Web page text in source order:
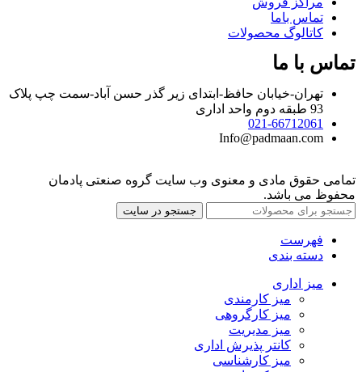
تماس باما
کاتالوگ محصولات
تماس با ما
تهران-خیابان حافظ-ابتدای زیر گذر حسن آباد-سمت چپ پلاک
93 طبقه دوم واحد اداری
021-66712061
Info@padmaan.com
تمامی حقوق مادی و معنوی وب سایت گروه صنعتی پادمان
محفوظ می باشد.
جستجو در سایت
فهرست
دسته بندی
میز اداری
میز کارمندی
میز کارگروهی
میز مدیریت
کانتر پذیرش اداری
میز کارشناسی